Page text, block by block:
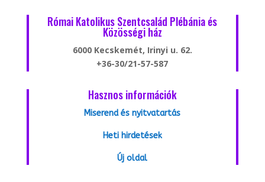
Római Katolikus Szentcsalád Plébánia és
Közösségi ház
6000 Kecskemét, Irinyi u. 62.
+36-30/21-57-587
Hasznos információk
Miserend és nyitvatartás
Heti hirdetések
Új oldal